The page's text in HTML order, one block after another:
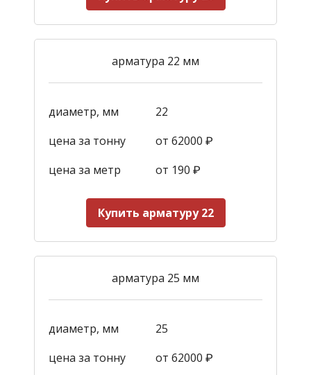
арматура 22 мм
диаметр, мм
22
цена за тонну
от 62000 ₽
цена за метр
от 190 ₽
Купить арматуру 22
арматура 25 мм
диаметр, мм
25
цена за тонну
от 62000 ₽